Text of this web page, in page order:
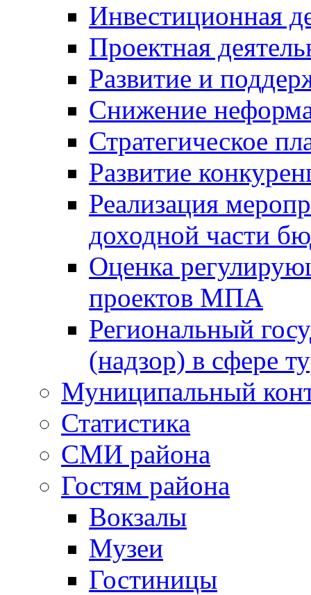
Инвестиционная
Проектная
Развитие и
Снижение
Стратегическое
Развитие
Реализация
доходной части
Оценка
проектов МПА
Региональный
(надзор) в сфере
Муниципальный
Статистика
СМИ района
Гостям района
Вокзалы
Музеи
Гостиницы